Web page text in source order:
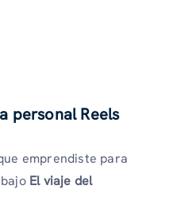
personal Reels
emprendiste para
El viaje del